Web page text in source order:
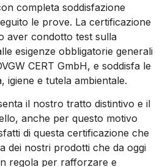
completa soddisfazione
le prove. La certificazione
aver condotto test sulla
esigenze obbligatorie generali
CERT GmbH, e soddisfa le
igiene e tutela ambientale.
il nostro tratto distintivo e il
anche per questo motivo
di questa certificazione che
dei nostri prodotti che da oggi
regola per rafforzare e